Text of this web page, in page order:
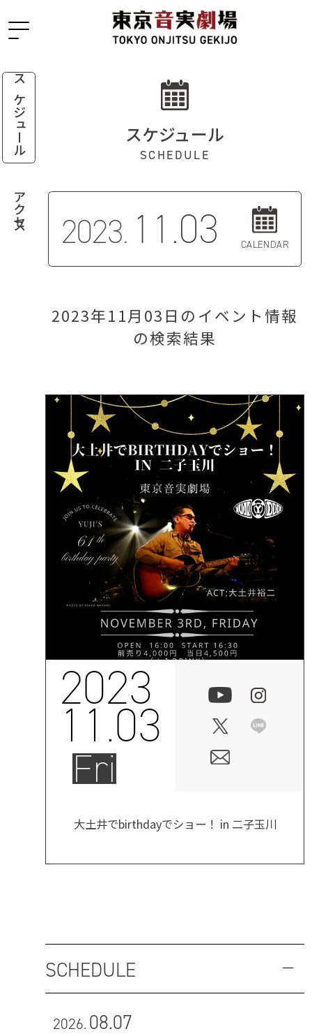
スケジュール
アクセス
スケジュール
SCHEDULE
2023. 11.03 CALENDAR
2023年11月03日のイベント情報
の検索結果
2023
11.03
Fri
大土井でbirthdayでショー！ in 二子玉川
SCHEDULE
2026.08.07